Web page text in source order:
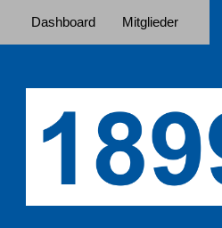
Dashboard Mitglieder